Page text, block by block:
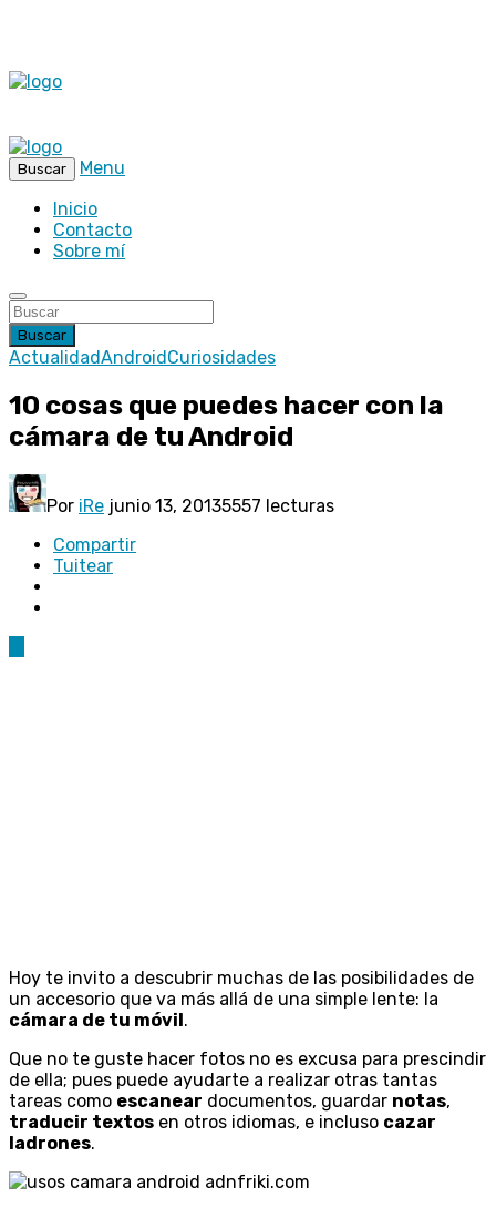
Buscar
Menu
Inicio
Contacto
Sobre mí
Buscar
ActualidadAndroidCuriosidades
10 cosas que puedes hacer con la
cámara de tu Android
Por iRe junio 13, 20135557 lecturas
Compartir
Tuitear
Hoy te invito a descubrir muchas de las posibilidades de
un accesorio que va más allá de una simple lente: la
cámara de tu móvil.
Que no te guste hacer fotos no es excusa para prescindir
de ella; pues puede ayudarte a realizar otras tantas
tareas como escanear documentos, guardar notas,
traducir textos en otros idiomas, e incluso cazar
ladrones.